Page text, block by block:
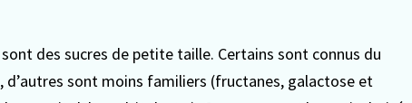
des sucres de petite taille. Certains sont connus du
sont moins familiers (fructanes, galactose et